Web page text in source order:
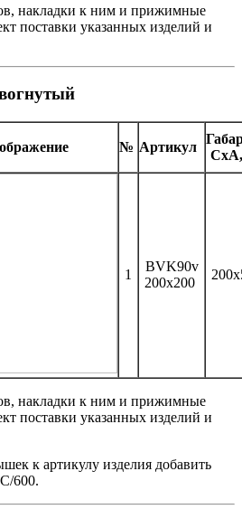
накладки к ним и прижимные
поставки указанных изделий и
№ Артикул
1
BVK90v
200x200
накладки к ним и прижимные
поставки указанных изделий и
к артикулу изделия добавить
600.